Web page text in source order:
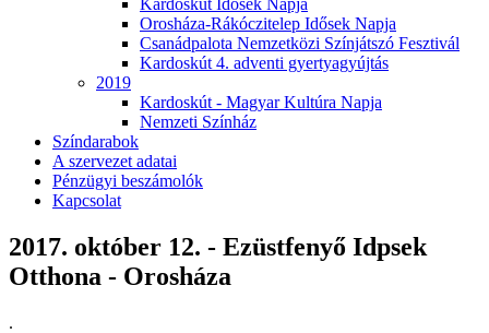
Kardoskút Idősek Napja
Orosháza-Rákóczitelep Idősek Napja
Csanádpalota Nemzetközi Színjátszó Fesztivál
Kardoskút 4. adventi gyertyagyújtás
2019
Kardoskút - Magyar Kultúra Napja
Nemzeti Színház
Színdarabok
A szervezet adatai
Pénzügyi beszámolók
Kapcsolat
2017. október 12. - Ezüstfenyő Idpsek
Otthona - Orosháza
.